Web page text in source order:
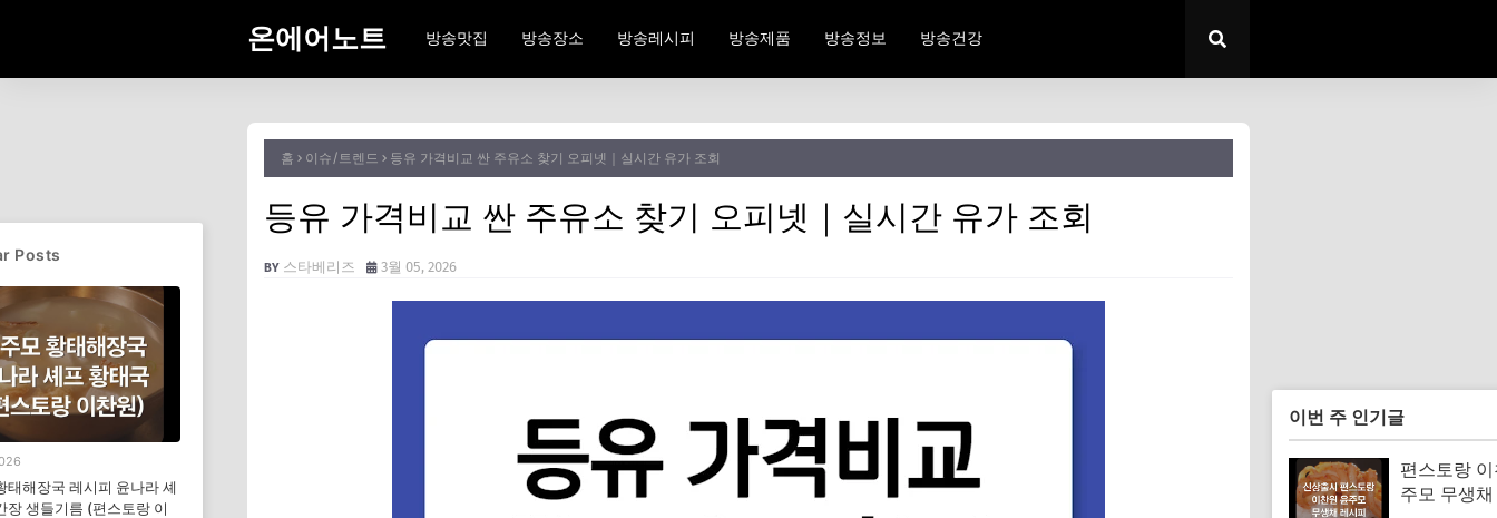
온에어노트 방송맛집 방송장소 방송레시피 방송제품 방송정보 방송건강
홈 이슈/트렌드 등유 가격비교 싼 주유소 찾기 오피넷｜실시간 유가 조회
등유 가격비교 싼 주유소 찾기 오피넷｜실시간 유가 조회
스타베리즈 3월 05, 2026
이번 주 인기글
편스토랑
주모 무생
Posts
태해장국 레시피 윤나라 셰
장 생들기름 (편스토랑 이